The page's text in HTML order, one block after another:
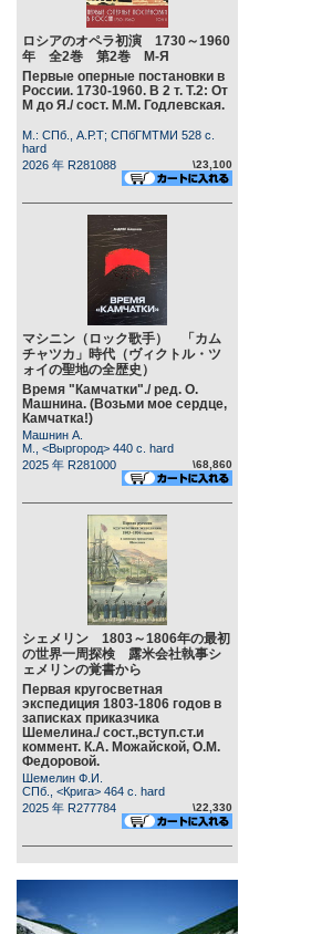
ロシアのオペラ初演 1730～1960
年 全2巻 第2巻 М-Я
Первые оперные постановки в
России. 1730-1960. В 2 т. Т.2: От
М до Я./ сост. М.М. Годлевская.
М.: СПб., А.Р.Т; СПбГМТМИ 528 c.
hard
2026 年 R281088
\23,100
マシニン（ロック歌手） 「カム
チャツカ」時代（ヴィクトル・ツ
ォイの聖地の全歴史）
Время "Камчатки"./ ред. О.
Машнина. (Возьми мое сердце,
Камчатка!)
Машнин А.
М., <Выргород> 440 c. hard
2025 年 R281000
\68,860
シェメリン 1803～1806年の最初
の世界一周探検 露米会社執事シ
ェメリンの覚書から
Первая кругосветная
экспедиция 1803-1806 годов в
записках приказчика
Шемелина./ сост.,вступ.ст.и
коммент. К.А. Можайской, О.М.
Федоровой.
Шемелин Ф.И.
СПб., <Крига> 464 c. hard
2025 年 R277784
\22,330